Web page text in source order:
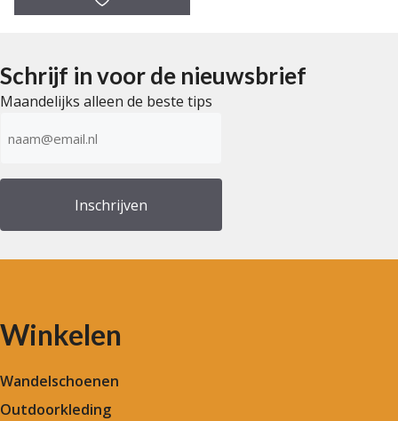
Schrijf in voor de nieuwsbrief
Maandelijks alleen de beste tips
mailadres
Winkelen
Wandelschoenen
Outdoorkleding